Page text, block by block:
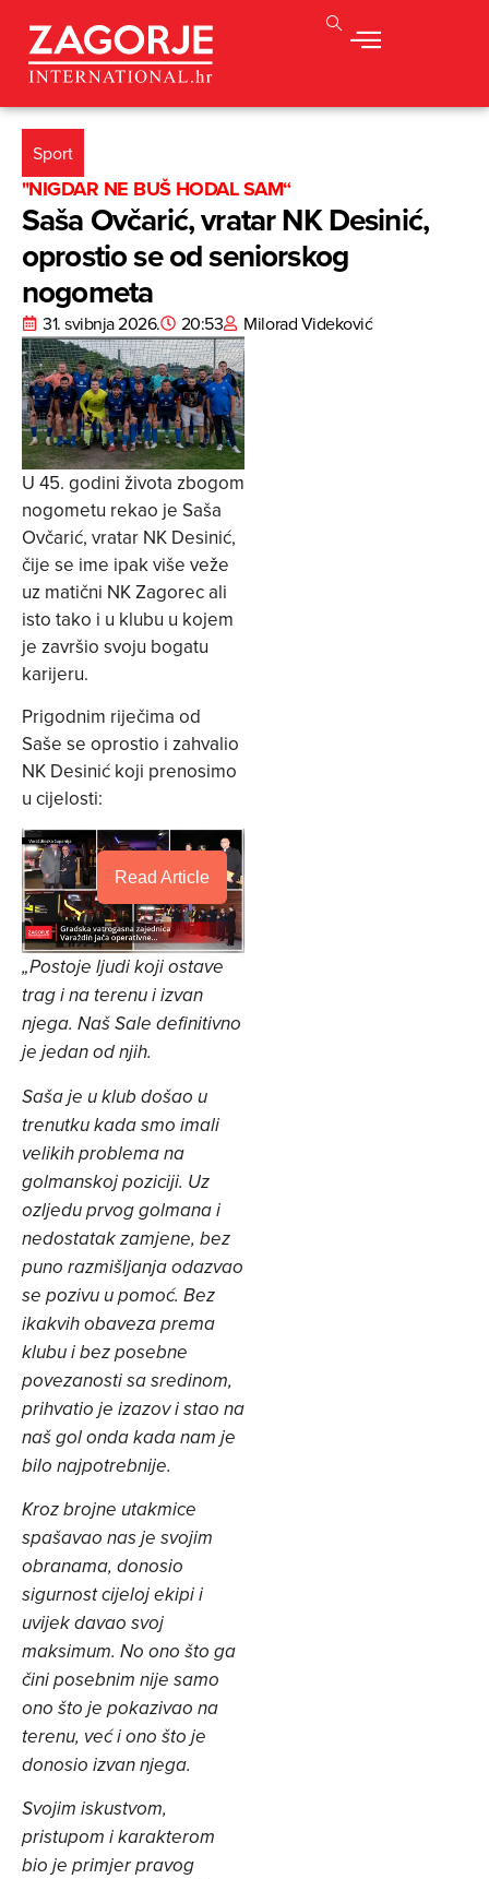
Sport
"NIGDAR NE BUŠ HODAL SAM“
Saša Ovčarić, vratar NK Desinić,
oprostio se od seniorskog
nogometa
31. svibnja 2026. 20:53 Milorad Videković
U 45. godini života zbogom
nogometu rekao je Saša
Ovčarić, vratar NK Desinić,
čije se ime ipak više veže
uz matični NK Zagorec ali
isto tako i u klubu u kojem
je završio svoju bogatu
karijeru.
Prigodnim riječima od
Saše se oprostio i zahvalio
NK Desinić koji prenosimo
u cijelosti:
Read Article
„Postoje ljudi koji ostave
trag i na terenu i izvan
njega. Naš Sale definitivno
je jedan od njih.
Saša je u klub došao u
trenutku kada smo imali
velikih problema na
golmanskoj poziciji. Uz
ozljedu prvog golmana i
nedostatak zamjene, bez
puno razmišljanja odazvao
se pozivu u pomoć. Bez
ikakvih obaveza prema
klubu i bez posebne
povezanosti sa sredinom,
prihvatio je izazov i stao na
naš gol onda kada nam je
bilo najpotrebnije.
Kroz brojne utakmice
spašavao nas je svojim
obranama, donosio
sigurnost cijeloj ekipi i
uvijek davao svoj
maksimum. No ono što ga
čini posebnim nije samo
ono što je pokazivao na
terenu, već i ono što je
donosio izvan njega.
Svojim iskustvom,
pristupom i karakterom
bio je primjer pravog